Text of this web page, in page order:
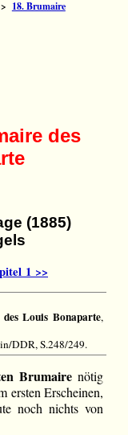
18. Brumaire
des
(1885)
1 >>
Louis Bonaparte,
DDR, S.248/249.
Brumaire nötig
ersten Erscheinen,
noch nichts von